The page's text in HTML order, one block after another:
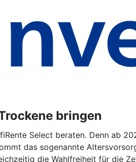
bringen
Select beraten. Denn ab
das sogenannte
die Wahlfreiheit für die